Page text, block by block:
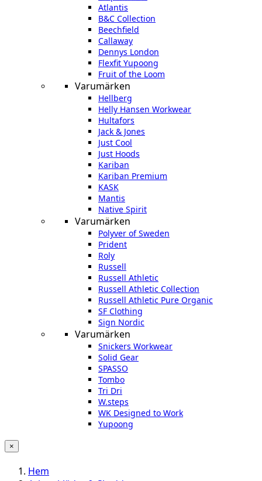
Atlantis
B&C Collection
Beechfield
Callaway
Dennys London
Flexfit Yupoong
Fruit of the Loom
Varumärken
Hellberg
Helly Hansen Workwear
Hultafors
Jack & Jones
Just Cool
Just Hoods
Kariban
Kariban Premium
KASK
Mantis
Native Spirit
Varumärken
Polyver of Sweden
Prident
Roly
Russell
Russell Athletic
Russell Athletic Collection
Russell Athletic Pure Organic
SF Clothing
Sign Nordic
Varumärken
Snickers Workwear
Solid Gear
SPASSO
Tombo
Tri Dri
W.steps
WK Designed to Work
Yupoong
×
Hem